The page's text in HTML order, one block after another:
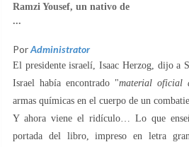
Ramzi Yousef, un nativo de
...
PorAdministrator
El presidente israelí, Isaac Herzog, dijo a
Israel había encontrado "material oficial
armas químicas en el cuerpo de un
Y ahora viene el ridículo… Lo que
portada del libro, impreso en letra